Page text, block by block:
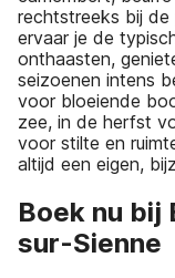
rechtstreeks bij de
ervaar je de
onthaasten,
seizoenen intens
voor bloeiende
zee, in de herfst
voor stilte en
altijd een eigen,
Boek nu bij
sur-Sienne